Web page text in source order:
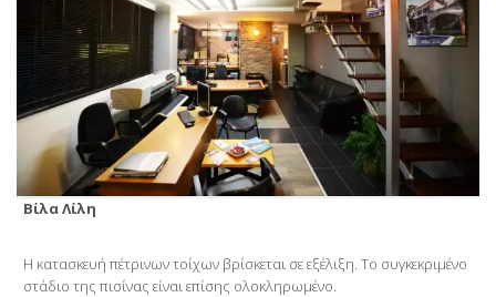
Βίλα Λίλη
Η κατασκευή πέτρινων τοίχων βρίσκεται σε εξέλιξη. Το συγκεκριμένο
στάδιο της πισίνας είναι επίσης ολοκληρωμένο.